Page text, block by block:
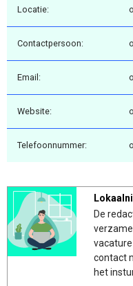
Locatie:
Contactpersoon:
Email:
Website:
Telefoonnummer:
De
contact
het